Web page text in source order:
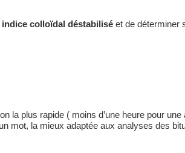
indice colloïdal déstabilisé et de déterminer
la plus rapide ( moins d’une heure pour
mot, la mieux adaptée aux analyses des